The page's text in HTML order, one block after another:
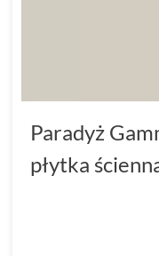
Paradyż
płytka